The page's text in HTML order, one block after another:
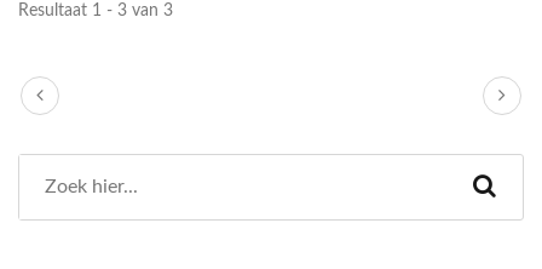
Resultaat 1 - 3 van 3